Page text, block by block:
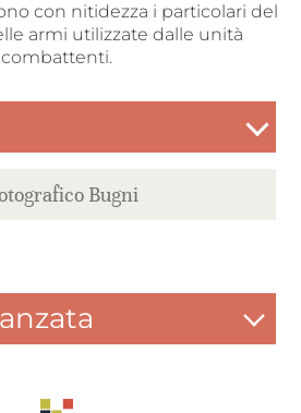
con nitidezza i particolari del
armi utilizzate dalle unità
combattenti.